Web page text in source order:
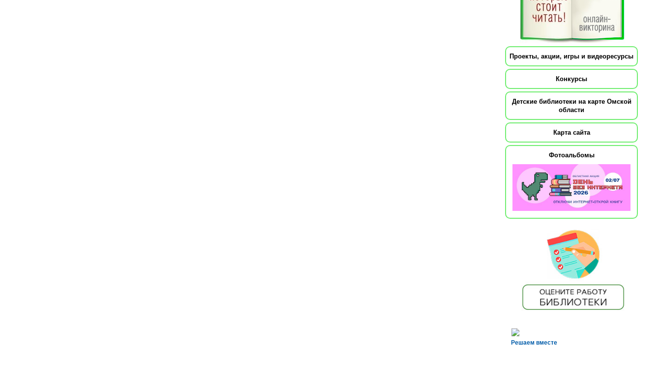
Проекты, акции, игры и видеоресурсы
Конкурсы
Детские библиотеки на карте Омской
области
Карта сайта
Фотоальбомы
Решаем вместе